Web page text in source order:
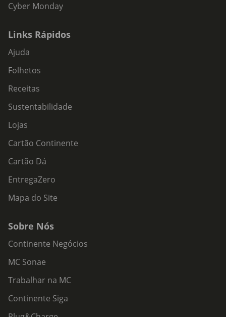
Cyber Monday
Links Rápidos
Ajuda
Folhetos
Receitas
Sustentabilidade
Lojas
Cartão Continente
Cartão Dá
EntregaZero
Mapa do Site
Sobre Nós
Continente Negócios
MC Sonae
Trabalhar na MC
Continente Siga